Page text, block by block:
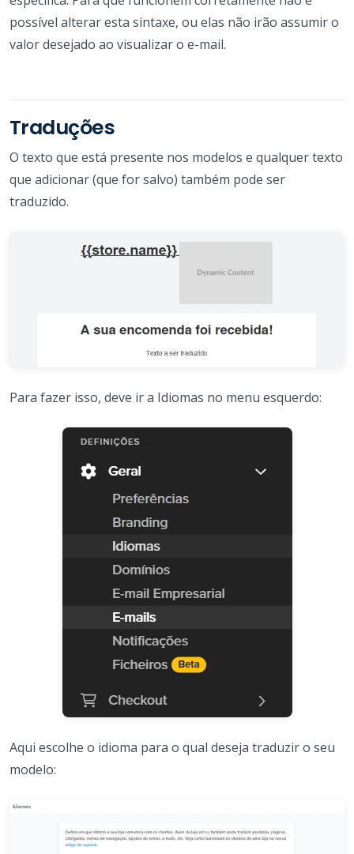
possível alterar esta sintaxe, ou elas não irão assumir o
valor desejado ao visualizar o e-mail.
Traduções
O texto que está presente nos modelos e qualquer texto
que adicionar (que for salvo) também pode ser
traduzido.
Para fazer isso, deve ir a Idiomas no menu esquerdo:
Aqui escolhe o idioma para o qual deseja traduzir o seu
modelo: